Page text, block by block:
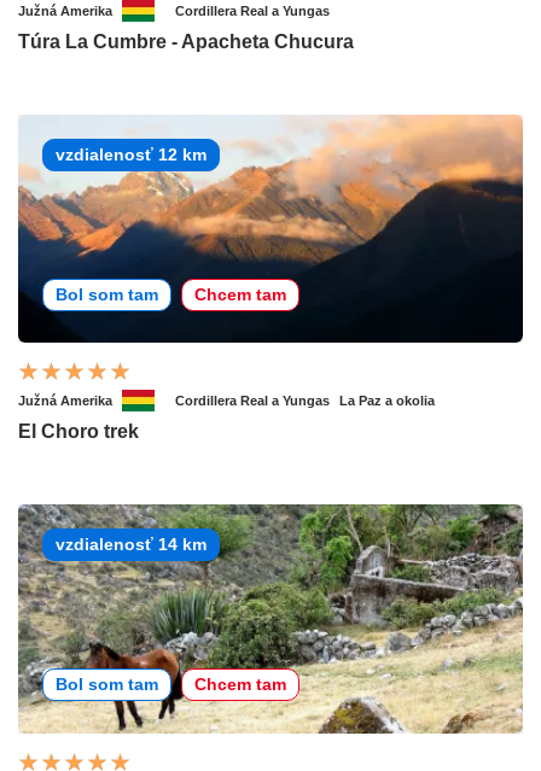
Južná Amerika Cordillera Real a Yungas
Túra La Cumbre - Apacheta Chucura
vzdialenosť 12 km
Bol som tam Chcem tam
Južná Amerika Cordillera Real a Yungas La Paz a okolia
El Choro trek
vzdialenosť 14 km
Bol som tam Chcem tam